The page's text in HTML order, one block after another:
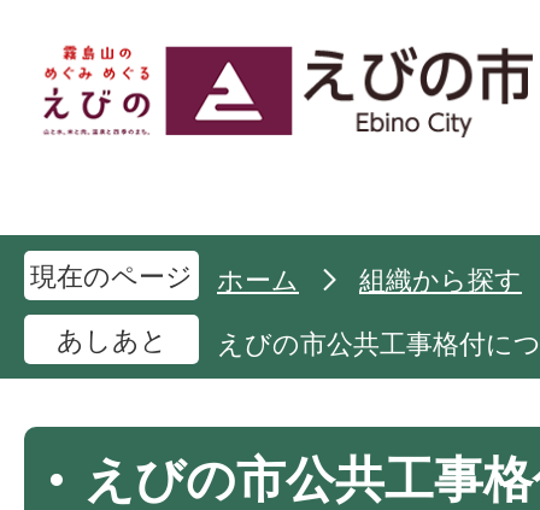
現在のページ ホーム
組織から探す
あしあと
えびの市公共工事格付に
えびの市公共工事